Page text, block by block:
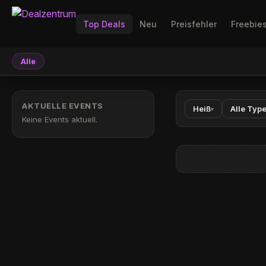
Top Deals Neu Preisfehler
Alle
AKTUELLE EVENTS
Keine Events aktuell.
Heiß▾ Alle